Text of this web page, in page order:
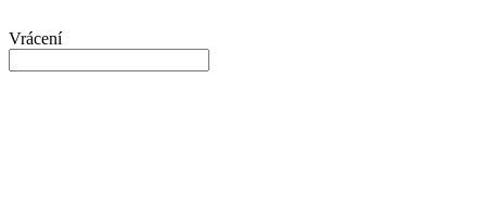
Vrácení